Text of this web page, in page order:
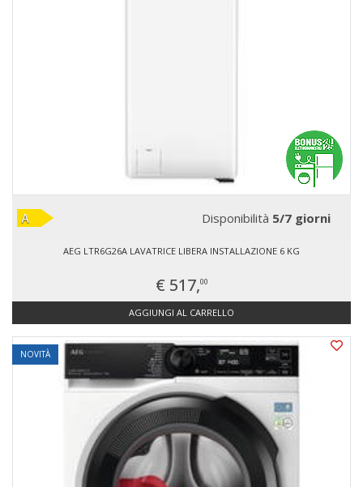
Disponibilità 5/7 giorni
AEG LTR6G26A LAVATRICE LIBERA INSTALLAZIONE 6 KG
€ 517,00
AGGIUNGI AL CARRELLO
NOVITÀ